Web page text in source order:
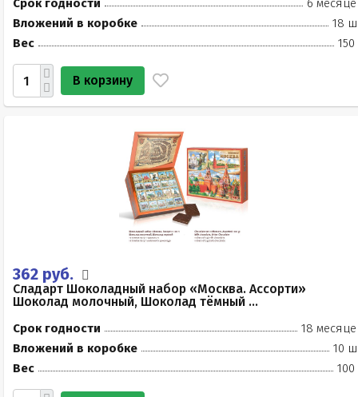
Срок годности
6
Вложений в коробке
18
Вес
150
В корзину
362 руб.
Сладарт Шоколадный набор «Москва. Ассорти»
Шоколад молочный, Шоколад тёмный ...
Срок годности
18
Вложений в коробке
10
Вес
100